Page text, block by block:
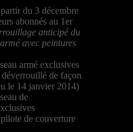
du 3 décembre
abonnés au 1er
anticipé du
avec peintures
armé exclusives
de façon
le 14 janvier 2014)
de
de couverture